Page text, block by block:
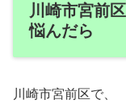
川崎市宮前
悩んだら
川崎市宮前区で、